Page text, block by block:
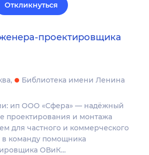
Откликнуться
проектировщика
Библиотека имени Ленина
ип ООО «Сфера» — надёжный
проектирования и монтажа
для частного и коммерческого
команду помощника
ОВиК…